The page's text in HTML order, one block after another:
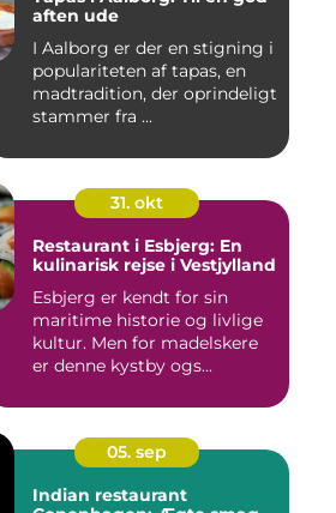
aften ude
I Aalborg er der en stigning i
populariteten af tapas, en
madtradition, der oprindeligt
stammer fra ...
31. okt
Restaurant i Esbjerg: En
kulinarisk rejse i Vestjylland
Esbjerg er kendt for sin
maritime historie og livlige
kultur. Men for madelskere
er denne kystby ogs...
05. sep
Indian restaurant